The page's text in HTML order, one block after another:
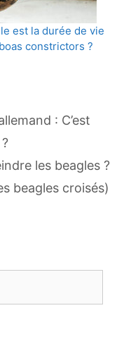
est la durée de vie
constrictors ?
: C’est
les beagles ?
beagles croisés)